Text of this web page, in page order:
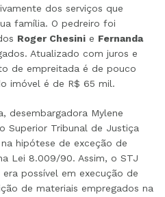
dos serviços que
família. O pedreiro foi
Roger Chesini e Fernanda
Atualizado com juros e
de empreitada é de pouco
imóvel é de R$ 65 mil.
desembargadora Mylene
Superior Tribunal de Justiça
hipótese de exceção de
Lei 8.009/90. Assim, o STJ
possível em execução de
de materiais empregados na